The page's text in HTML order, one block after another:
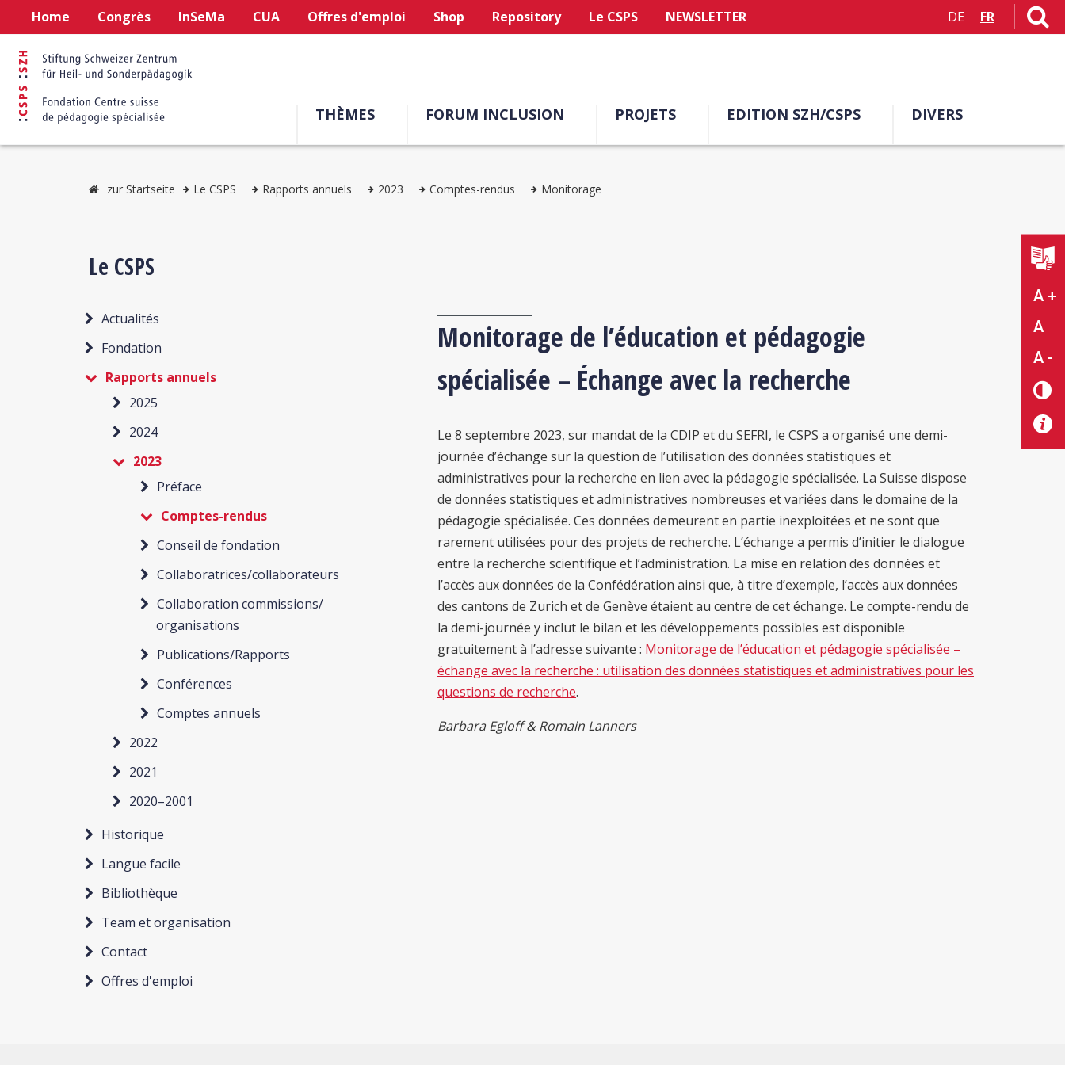
Home Congrès InSeMa CUA Offres d'emploi Shop Repository Le CSPS NEWSLETTER DE FR
THÈMES FORUM INCLUSION PROJETS EDITION SZH/CSPS DIVERS
A +
A
A -
zur Startseite Le CSPS Rapports annuels 2023 Comptes-rendus Monitorage
Le CSPS
Actualités
Fondation
Rapports annuels
2025
2024
2023
Préface
Comptes-rendus
Conseil de fondation
Collaboratrices/collaborateurs
Collaboration commissions/
organisations
Publications/Rapports
Conférences
Comptes annuels
2022
2021
2020–2001
Historique
Langue facile
Bibliothèque
Team et organisation
Contact
Offres d'emploi
Monitorage de l’éducation et pédagogie
spécialisée – Échange avec la recherche
Le 8 septembre 2023, sur mandat de la CDIP et du SEFRI, le CSPS a organisé une demi-
journée d’échange sur la question de l’utilisation des données statistiques et
administratives pour la recherche en lien avec la pédagogie spécialisée. La Suisse dispose
de données statistiques et administratives nombreuses et variées dans le domaine de la
pédagogie spécialisée. Ces données demeurent en partie inexploitées et ne sont que
rarement utilisées pour des projets de recherche. L’échange a permis d’initier le dialogue
entre la recherche scientifique et l’administration. La mise en relation des données et
l’accès aux données de la Confédération ainsi que, à titre d’exemple, l’accès aux données
des cantons de Zurich et de Genève étaient au centre de cet échange. Le compte-rendu de
la demi-journée y inclut le bilan et les développements possibles est disponible
gratuitement à l’adresse suivante : Monitorage de l’éducation et pédagogie spécialisée –
échange avec la recherche : utilisation des données statistiques et administratives pour les
questions de recherche.
Barbara Egloff & Romain Lanners